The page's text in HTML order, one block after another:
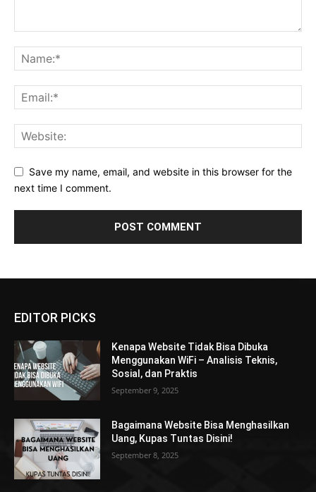
Save my name, email, and website in this browser for the
next time I comment.
EDITOR PICKS
Kenapa Website Tidak Bisa Dibuka
Menggunakan WiFi – Analisis Teknis,
Sosial, dan Praktis
September 9, 2025
Bagaimana Website Bisa Menghasilkan
Uang, Kupas Tuntas Disini!
September 8, 2025